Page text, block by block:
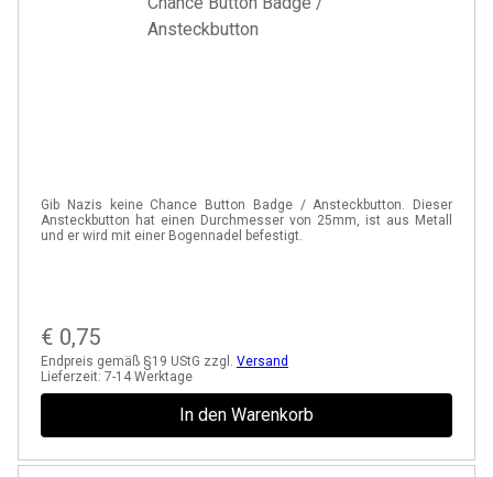
Gib Nazis keine Chance Button Badge / Ansteckbutton. Dieser
Ansteckbutton hat einen Durchmesser von 25mm, ist aus Metall
und er wird mit einer Bogennadel befestigt.
€ 0,75
Endpreis gemäß §19 UStG zzgl. Versand
Lieferzeit: 7-14 Werktage
In den Warenkorb